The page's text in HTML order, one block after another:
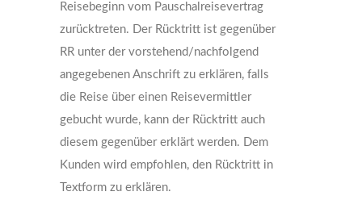
Reisebeginn vom Pauschalreisevertrag
zurücktreten. Der Rücktritt ist gegenüber
RR unter der vorstehend/nachfolgend
angegebenen Anschrift zu erklären, falls
die Reise über einen Reisevermittler
gebucht wurde, kann der Rücktritt auch
diesem gegenüber erklärt werden. Dem
Kunden wird empfohlen, den Rücktritt in
Textform zu erklären.